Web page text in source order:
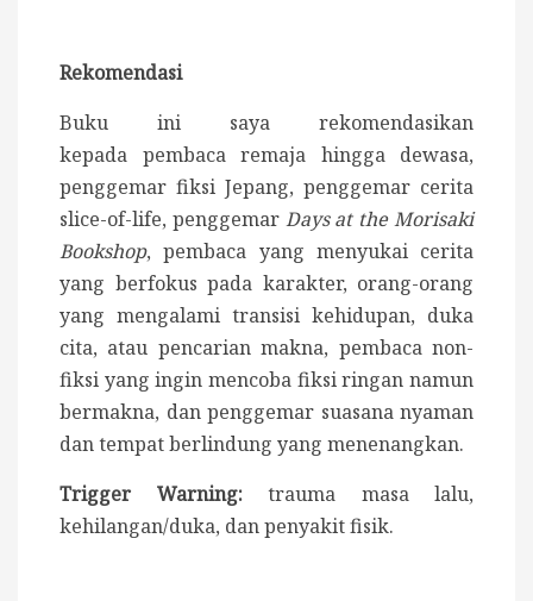
Rekomendasi
Buku ini saya rekomendasikan
kepada pembaca remaja hingga dewasa,
penggemar fiksi Jepang, penggemar cerita
slice-of-life, penggemar Days at the Morisaki
Bookshop, pembaca yang menyukai cerita
yang berfokus pada karakter, orang-orang
yang mengalami transisi kehidupan, duka
cita, atau pencarian makna, pembaca non-
fiksi yang ingin mencoba fiksi ringan namun
bermakna, dan penggemar suasana nyaman
dan tempat berlindung yang menenangkan.
Trigger Warning: trauma masa lalu,
kehilangan/duka, dan penyakit fisik.